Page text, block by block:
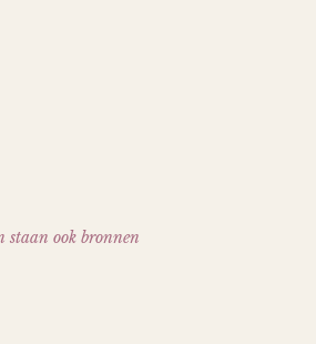
ook bronnen